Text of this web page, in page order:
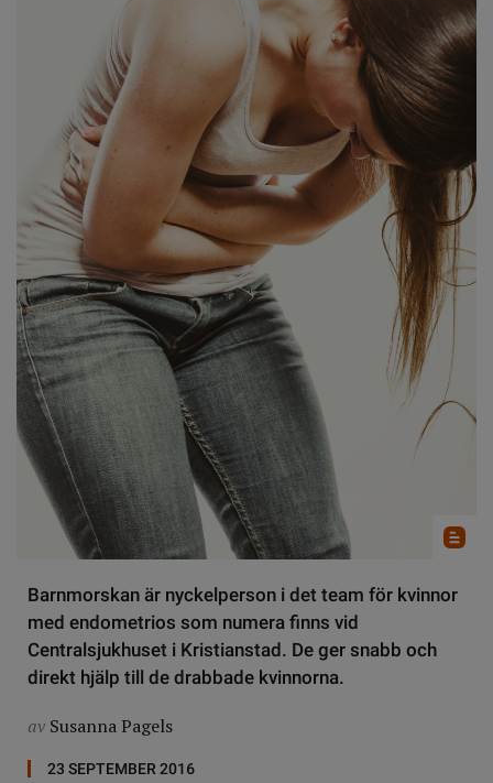
Barnmorskan är nyckelperson i det team för kvinnor
med endometrios som numera finns vid
Centralsjukhuset i Kristianstad. De ger snabb och
direkt hjälp till de drabbade kvinnorna.
av Susanna Pagels
23 SEPTEMBER 2016